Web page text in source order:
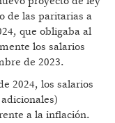
de las paritarias a
que obligaba al
los salarios
de 2023.
2024, los salarios
a la inflación.